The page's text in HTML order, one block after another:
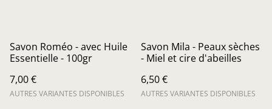
Savon Roméo - avec Huile
Essentielle - 100gr
7,00 €
AUTRES VARIANTES DISPONIBLES
Savon Mila - Peaux sèches
- Miel et cire d'abeilles
6,50 €
AUTRES VARIANTES DISPONIBLES